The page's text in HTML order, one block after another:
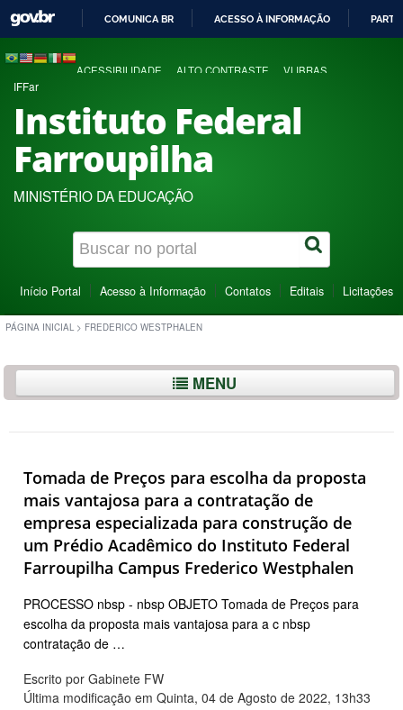
COMUNICA BR ACESSO À INFORMAÇÃO
ACESSIBILIDADE ALTO CONTRASTE VLIBRAS
IFFar
Instituto Federal
Farroupilha
MINISTÉRIO DA EDUCAÇÃO
Início Portal Acesso à Informação Contatos Editais Licitações
PÁGINA INICIAL > FREDERICO WESTPHALEN
MENU
Tomada de Preços para escolha da proposta
mais vantajosa para a contratação de
empresa especializada para construção de
um Prédio Acadêmico do Instituto Federal
Farroupilha Campus Frederico Westphalen
PROCESSO nbsp - nbsp OBJETO Tomada de Preços para
escolha da proposta mais vantajosa para a c nbsp
contratação de …
Escrito por Gabinete FW
Última modificação em Quinta, 04 de Agosto de 2022, 13h33